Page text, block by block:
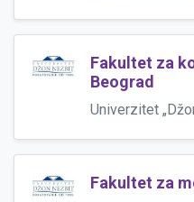
Fakultet za
Beograd
Univerzitet
Fakultet za